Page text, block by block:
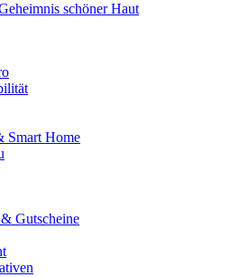
schöner Haut
Smart Home
Gutscheine